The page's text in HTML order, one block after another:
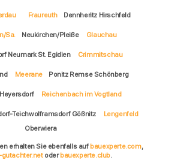
Fraureuth Dennheritz Hirschfeld
Sa. Neukirchen/Pleiße Glauchau
Neumark St. Egidien Crimmitschau
Meerane Ponitz Remse Schönberg
Heyersdorf Reichenbach im Vogtland
Teichwolframsdorf Gößnitz
Lengenfeld
Oberwiera
erhalten Sie ebenfalls auf bauexperte.com,
oderbauexperte.club.